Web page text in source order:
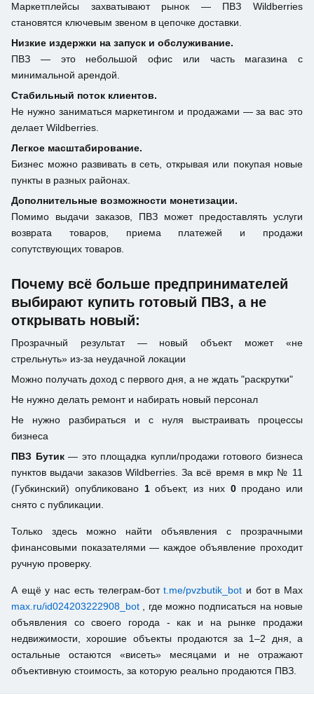
Маркетплейсы захватывают рынок — ПВЗ Wildberries
становятся ключевым звеном в цепочке доставки.
Низкие издержки на запуск и обслуживание.
ПВЗ — это небольшой офис или часть магазина с
минимальной арендой.
Стабильный поток клиентов.
Не нужно заниматься маркетингом и продажами — за вас это
делает Wildberries.
Легкое масштабирование.
Бизнес можно развивать в сеть, открывая или покупая новые
пункты в разных районах.
Дополнительные возможности монетизации.
Помимо выдачи заказов, ПВЗ может предоставлять услуги
возврата товаров, приема платежей и продажи
сопутствующих товаров.
Почему всё больше предпринимателей
выбирают купить готовый ПВЗ, а не
открывать новый:
Прозрачный результат — новый объект может «не
стрельнуть» из-за неудачной локации
Можно получать доход с первого дня, а не ждать "раскрутки"
Не нужно делать ремонт и набирать новый персонал
Не нужно разбираться и с нуля выстраивать процессы
бизнеса
ПВЗ Бутик— это площадка купли/продажи готового бизнеса
пунктов выдачи заказов Wildberries. За всё время в мкр № 11
(Губкинский) опубликовано 1объект, из них 0продано или
снято с публикации.
Только здесь можно найти объявления с прозрачными
финансовыми показателями — каждое объявление проходит
ручную проверку.
А ещё у нас есть телеграм-ботt.me/pvzbutik_bot и бот в Max
max.ru/id024203222908_bot
, где можно подписаться на новые
объявления со своего города - как и на рынке продажи
недвижимости, хорошие объекты продаются за 1–2 дня, а
остальные остаются «висеть» месяцами и не отражают
объективную стоимость, за которую реально продаются ПВЗ.